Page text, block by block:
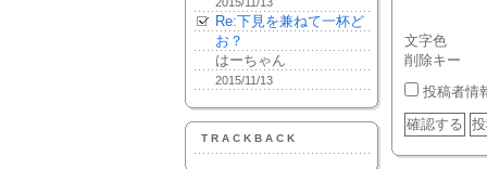
Re:下見を兼ねて一杯ど
お？
はーちゃん
2015/11/13
TRACKBACK
文字色
削除キー
投稿者情